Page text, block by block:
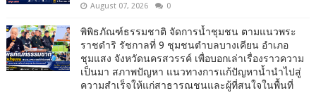
August 07, 2026 0
พิพิธภัณฑ์ธรรมชาติ จัดการน้ำชุมชน ตามแนวพระ
ราชดำริ รัชกาลที่ 9 ชุมชนตำบลบางเคียน อำเภอ
ชุมแสง จังหวัดนครสวรรค์ เพื่อบอกเล่าเรื่องราวความ
เป็นมา สภาพปัญหา แนวทางการแก้ปัญหาน้ำนำไปสู่
ความสำเร็จให้แก่สาธารณชนและผู้ที่สนใจในพื้นที่